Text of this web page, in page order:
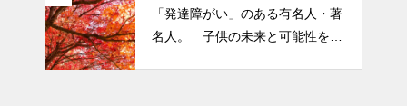
「発達障がい」のある有名人・著
名人。 子供の未来と可能性を秘